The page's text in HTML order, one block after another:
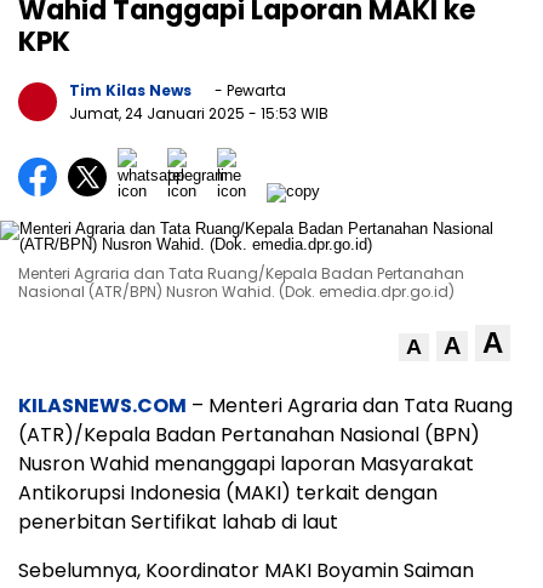
Wahid Tanggapi Laporan MAKI ke
KPK
Tim Kilas News
- Pewarta
Jumat, 24 Januari 2025 - 15:53 WIB
Menteri Agraria dan Tata Ruang/Kepala Badan Pertanahan
Nasional (ATR/BPN) Nusron Wahid. (Dok. emedia.dpr.go.id)
A A A
KILASNEWS.COM – Menteri Agraria dan Tata Ruang
(ATR)/Kepala Badan Pertanahan Nasional (BPN)
Nusron Wahid menanggapi laporan Masyarakat
Antikorupsi Indonesia (MAKI) terkait dengan
penerbitan Sertifikat lahab di laut
Sebelumnya, Koordinator MAKI Boyamin Saiman